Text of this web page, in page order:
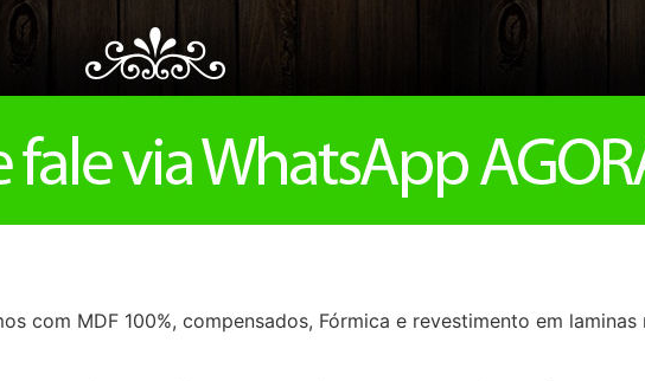
com MDF 100%, compensados, Fórmica e revestimento em laminas